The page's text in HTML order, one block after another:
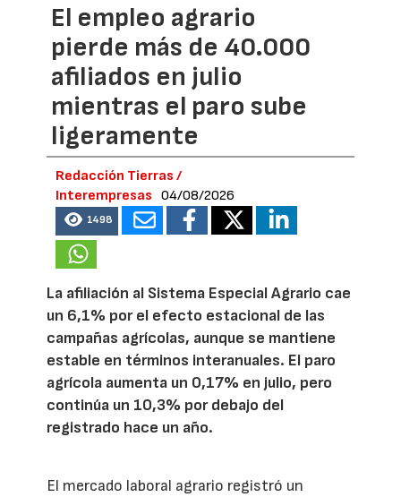
El empleo agrario
pierde más de 40.000
afiliados en julio
mientras el paro sube
ligeramente
Redacción Tierras /
Interempresas
04/08/2026
1498
La afiliación al Sistema Especial Agrario cae
un 6,1% por el efecto estacional de las
campañas agrícolas, aunque se mantiene
estable en términos interanuales. El paro
agrícola aumenta un 0,17% en julio, pero
continúa un 10,3% por debajo del
registrado hace un año.
El mercado laboral agrario registró un